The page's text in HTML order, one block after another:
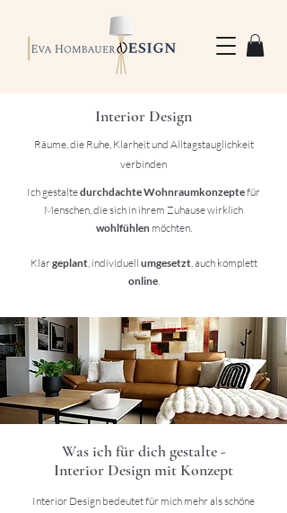
Interior Design
Räume, die Ruhe, Klarheit und Alltagstauglichkeit
verbinden
Ich gestaltedurchdachte Wohnraumkonzeptefür
Menschen, die sich in ihrem Zuhause wirklich
wohlfühlenmöchten.
Klargeplant, individuell umgesetzt, auch komplett
online.
Was ich für dich gestalte -
Interior Design mit Konzept
Interior Design bedeutet für mich mehr als schöne